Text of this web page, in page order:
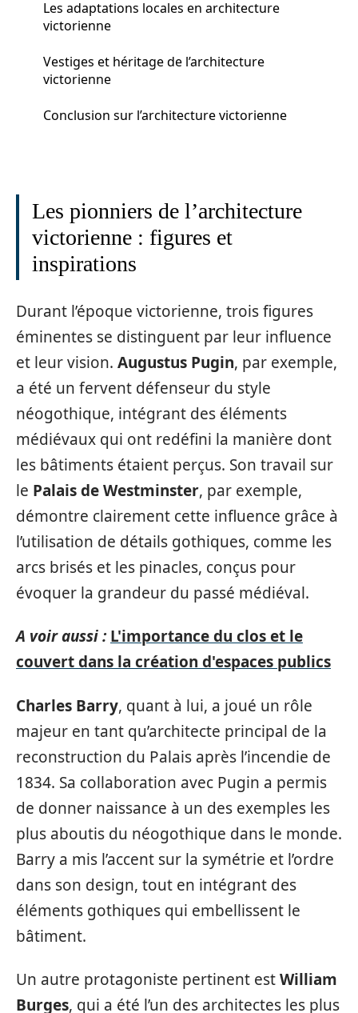
Les adaptations locales en architecture
victorienne
Vestiges et héritage de l’architecture
victorienne
Conclusion sur l’architecture victorienne
Les pionniers de l’architecture
victorienne : figures et
inspirations
Durant l’époque victorienne, trois figures
éminentes se distinguent par leur influence
et leur vision. Augustus Pugin, par exemple,
a été un fervent défenseur du style
néogothique, intégrant des éléments
médiévaux qui ont redéfini la manière dont
les bâtiments étaient perçus. Son travail sur
le Palais de Westminster, par exemple,
démontre clairement cette influence grâce à
l’utilisation de détails gothiques, comme les
arcs brisés et les pinacles, conçus pour
évoquer la grandeur du passé médiéval.
A voir aussi : L'importance du clos et le
couvert dans la création d'espaces publics
Charles Barry, quant à lui, a joué un rôle
majeur en tant qu’architecte principal de la
reconstruction du Palais après l’incendie de
1834. Sa collaboration avec Pugin a permis
de donner naissance à un des exemples les
plus aboutis du néogothique dans le monde.
Barry a mis l’accent sur la symétrie et l’ordre
dans son design, tout en intégrant des
éléments gothiques qui embellissent le
bâtiment.
Un autre protagoniste pertinent estWilliam
Burges, qui a été l’un des architectes les plus